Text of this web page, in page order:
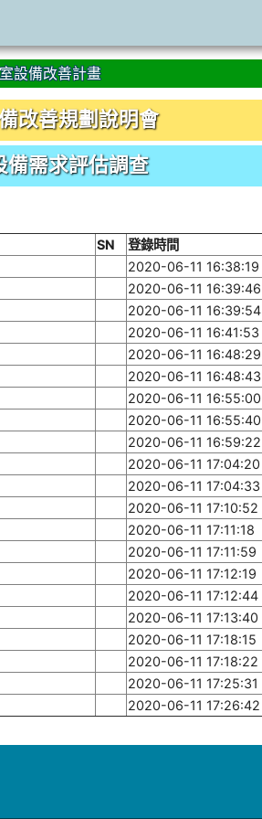
設備改善計畫
改善規劃說明會
備需求評估調查
SN 登錄時間
2020-06-11 16:38:19
2020-06-11 16:39:46
2020-06-11 16:39:54
2020-06-11 16:41:53
2020-06-11 16:48:29
2020-06-11 16:48:43
2020-06-11 16:55:00
2020-06-11 16:55:40
2020-06-11 16:59:22
2020-06-11 17:04:20
2020-06-11 17:04:33
2020-06-11 17:10:52
2020-06-11 17:11:18
2020-06-11 17:11:59
2020-06-11 17:12:19
2020-06-11 17:12:44
2020-06-11 17:13:40
2020-06-11 17:18:15
2020-06-11 17:18:22
2020-06-11 17:25:31
2020-06-11 17:26:42